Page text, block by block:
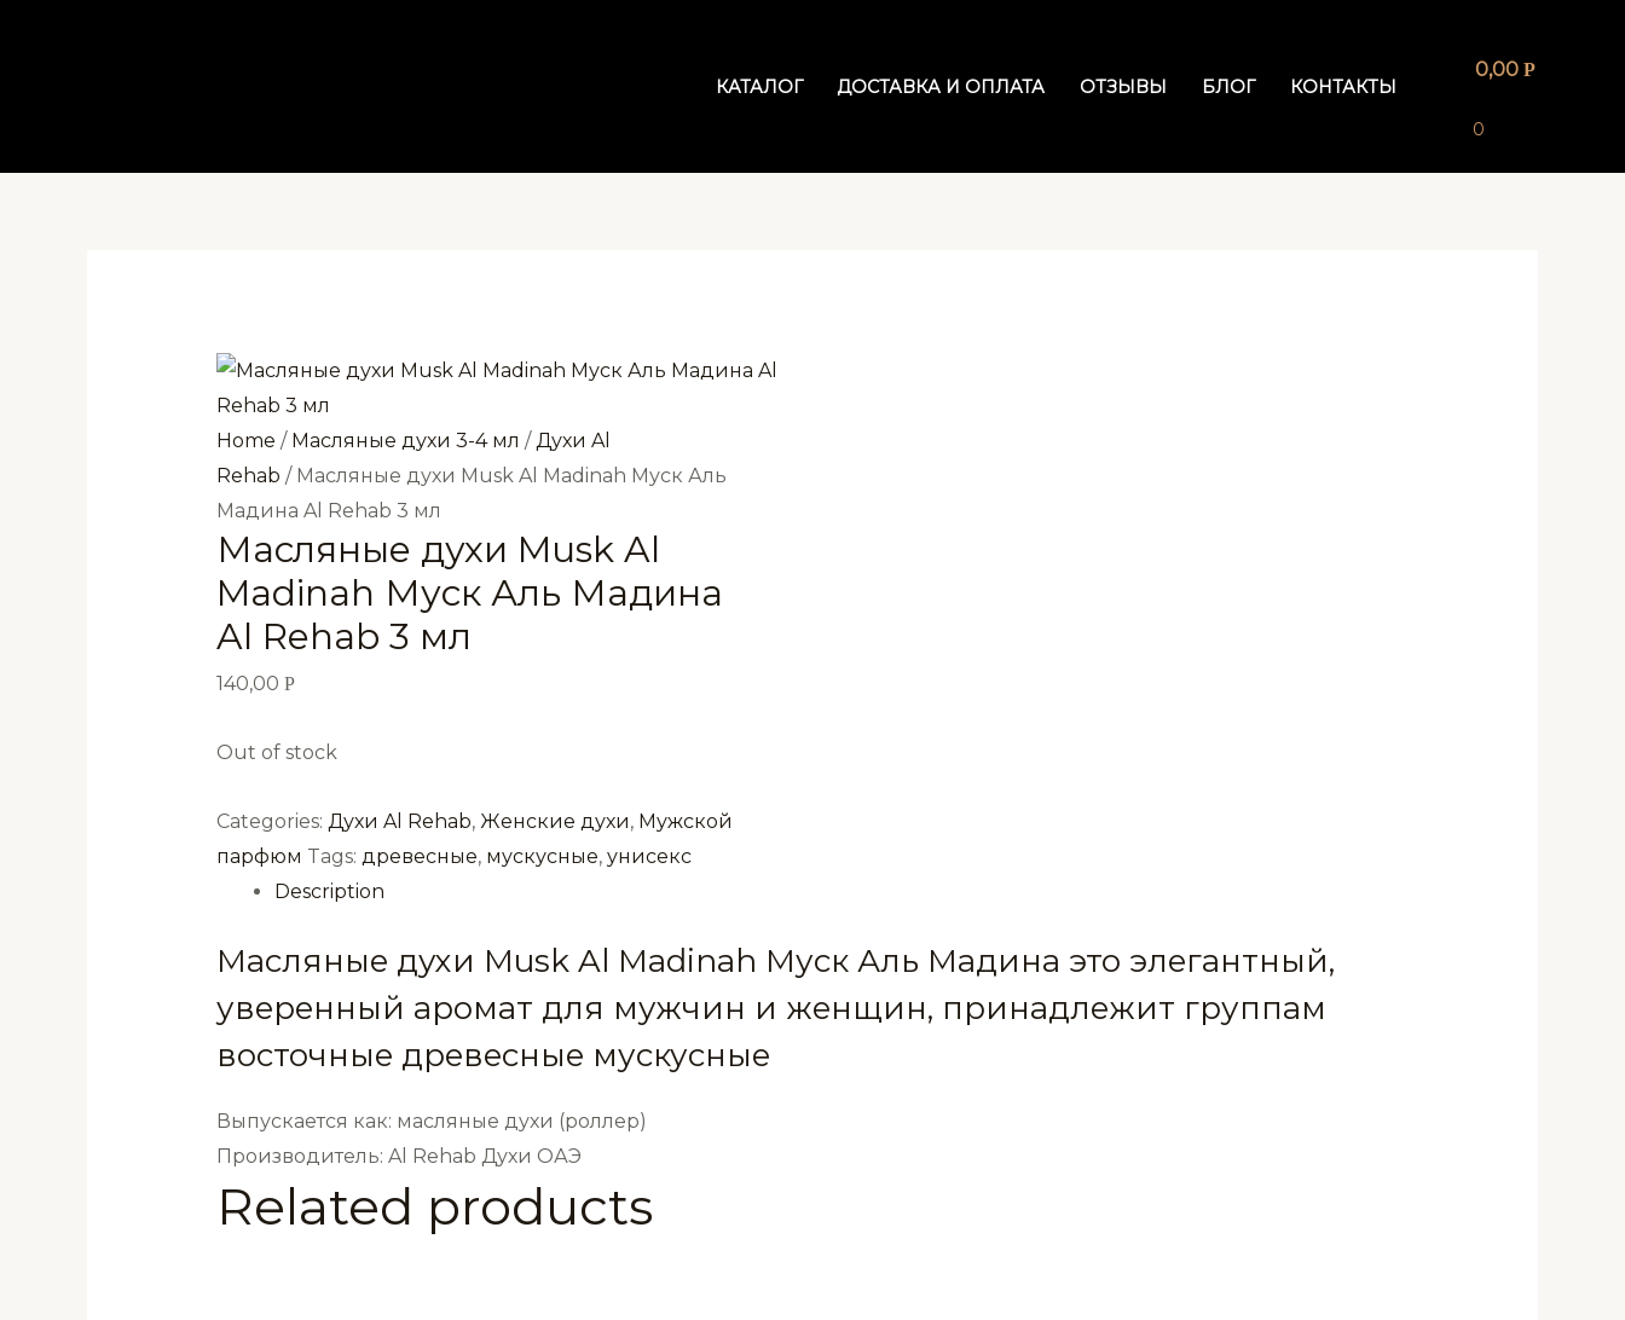
КАТАЛОГ ДОСТАВКА И ОПЛАТА ОТЗЫВЫ БЛОГ КОНТАКТЫ
0,00 Р
0
Home / Масляные духи 3-4 мл / Духи Al
Rehab / Масляные духи Musk Al Madinah Муск Аль
Мадина Al Rehab 3 мл
Масляные духи Musk Al
Madinah Муск Аль Мадина
Al Rehab 3 мл
140,00 Р
Out of stock
Categories: Духи Al Rehab, Женские духи, Мужской
парфюм Tags: древесные, мускусные, унисекс
Description
Масляные духи Musk Al Madinah Муск Аль Мадина это элегантный,
уверенный аромат для мужчин и женщин, принадлежит группам
восточные древесные мускусные
Выпускается как: масляные духи (роллер)
Производитель: Al Rehab Духи ОАЭ
Related products